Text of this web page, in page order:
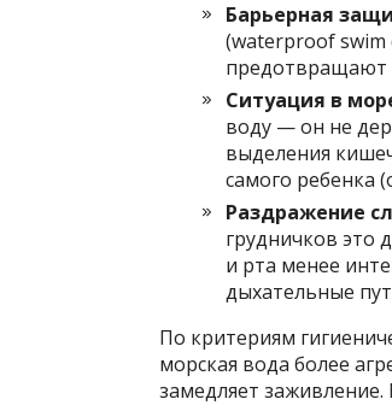
Барьерная
(waterproof swim
предотвращают
Ситуация в
воду — он не
выделения
самого ребенка
Раздражение
грудничков это
и рта менее
дыхательные
По критериям
морская вода более
замедляет